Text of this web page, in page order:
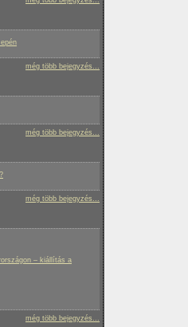
még több bejegyzés...
még több bejegyzés...
még több bejegyzés...
– kiállítás a
még több bejegyzés...